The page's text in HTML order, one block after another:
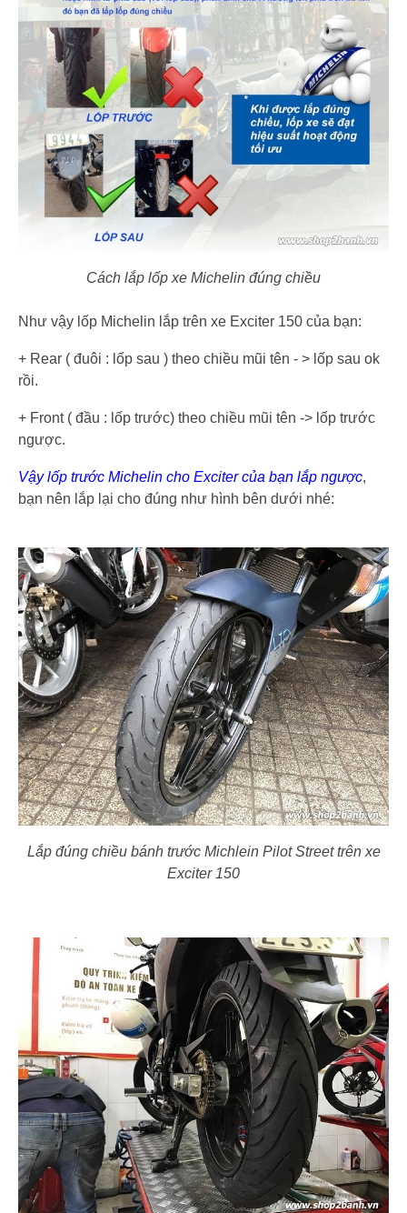
Cách lắp lốp xe Michelin đúng chiều
Như vậy lốp Michelin lắp trên xe Exciter 150 của bạn:
+ Rear ( đuôi : lốp sau ) theo chiều mũi tên - > lốp sau ok
rồi.
+ Front ( đầu : lốp trước) theo chiều mũi tên -> lốp trước
ngược.
Vậy lốp trước Michelin cho Exciter của bạn lắp ngược,
bạn nên lắp lại cho đúng như hình bên dưới nhé:
Lắp đúng chiều bánh trước Michlein Pilot Street trên xe
Exciter 150